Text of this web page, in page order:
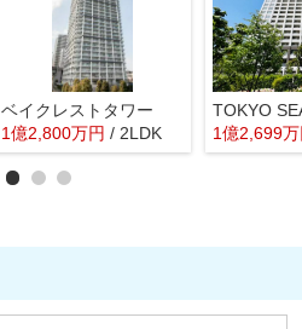
ベイクレストタワー
1億2,800万円 / 2LDK 1億2,699万